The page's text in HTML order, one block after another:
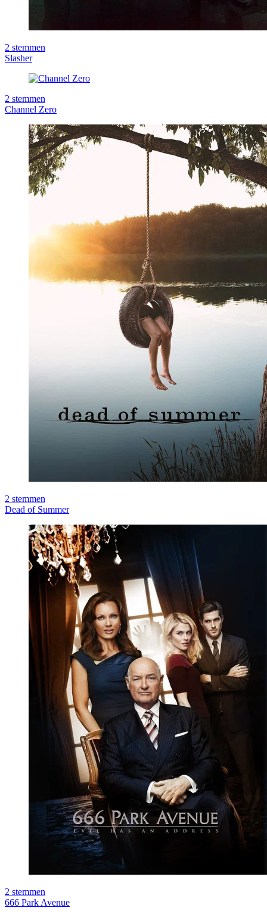
2 stemmen
Slasher
2 stemmen
Channel Zero
2 stemmen
Dead of Summer
2 stemmen
666 Park Avenue